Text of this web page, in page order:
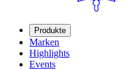
Produkte
Marken
Highlights
Events